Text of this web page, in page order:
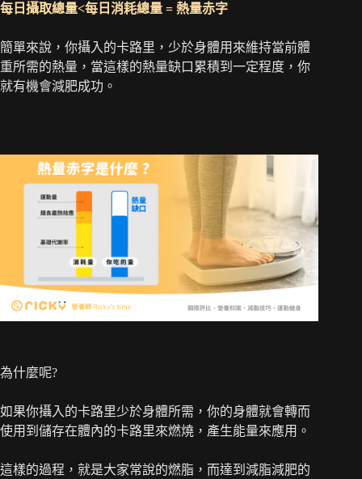
每日攝取總量<每日消耗總量 = 熱量赤字
簡單來說，你攝入的卡路里，少於身體用來維持當前體
重所需的熱量，當這樣的熱量缺口累積到一定程度，你
就有機會減肥成功。
為什麼呢?
如果你攝入的卡路里少於身體所需，你的身體就會轉而
使用到儲存在體內的卡路里來燃燒，產生能量來應用。
這樣的過程，就是大家常說的燃脂，而達到減脂減肥的